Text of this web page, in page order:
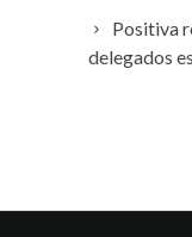
Positiva
delegados